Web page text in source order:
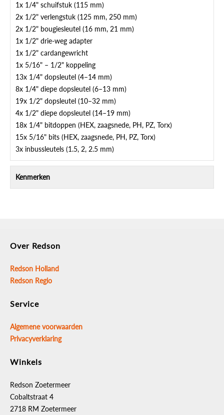
1x 1/4" schuifstuk (115 mm)
2x 1/2" verlengstuk (125 mm, 250 mm)
2x 1/2" bougiesleutel (16 mm, 21 mm)
1x 1/2" drie-weg adapter
1x 1/2" cardangewricht
1x 5/16" – 1/2" koppeling
13x 1/4" dopsleutel (4–14 mm)
8x 1/4" diepe dopsleutel (6–13 mm)
19x 1/2" dopsleutel (10–32 mm)
4x 1/2" diepe dopsleutel (14–19 mm)
18x 1/4" bitdoppen (HEX, zaagsnede, PH, PZ, Torx)
15x 5/16" bits (HEX, zaagsnede, PH, PZ, Torx)
3x inbussleutels (1.5, 2, 2.5 mm)
Kenmerken
Over Redson
Redson Holland
Redson Regio
Service
Algemene voorwaarden
Privacyverklaring
Winkels
Redson Zoetermeer
Cobaltstraat 4
2718 RM Zoetermeer